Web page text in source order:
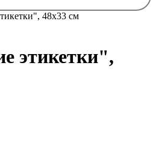
48х33 см
этикетки",